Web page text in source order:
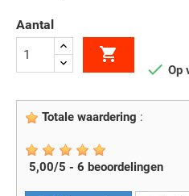
Aantal

 Op
Totale waardering :
5,00/5 - 6 beoordelingen